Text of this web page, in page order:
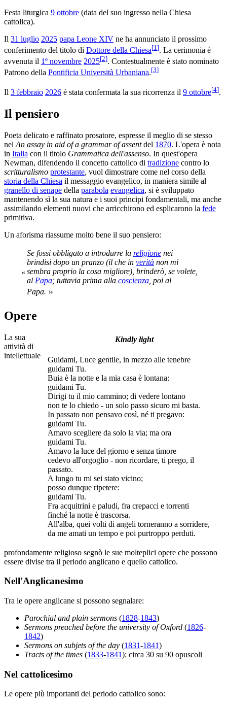
Festa liturgica 9 ottobre (data del suo ingresso nella Chiesa
cattolica).
Il 31 luglio 2025 papa Leone XIV ne ha annunciato il prossimo
conferimento del titolo di Dottore della Chiesa[1 ]. La cerimonia è
avvenuta il 1º novembre 2025[2]. Contestualmente è stato nominato
Patrono della Pontificia Università Urbaniana.[3]
Il 3 febbraio 2026 è stata confermata la sua ricorrenza il 9 ottobre[4].
Il pensiero
Poeta delicato e raffinato prosatore, espresse il meglio di se stesso
nel An assay in aid of a grammar of assentdel 1870. L'opera è nota
in Italia con il titolo Grammatica dell'assenso. In quest'opera
Newman, difendendo il concetto cattolico di tradizione contro lo
scritturalismo protestante, vuol dimostrare come nel corso della
storia della Chiesa il messaggio evangelico, in maniera simile al
granello di senape della parabola evangelica, si è sviluppato
mantenendo sì la sua natura e i suoi principi fondamentali, ma anche
assimilando elementi nuovi che arricchirono ed esplicarono la fede
primitiva.
Un aforisma riassume molto bene il suo pensiero:
«
Se fossi obbligato a introdurre la religione nei
brindisi dopo un pranzo (il che in verità non mi
sembra proprio la cosa migliore), brinderò, se volete,
al Papa; tuttavia prima alla coscienza , poi al
Papa. »
Opere
Kindly light
Guidami, Luce gentile, in mezzo alle tenebre
guidami Tu.
Buia è la notte e la mia casa è lontana:
guidami Tu.
Dirigi tu il mio cammino; di vedere lontano
non te lo chiedo - un solo passo sicuro mi basta.
In passato non pensavo così, né ti pregavo:
guidami Tu.
Amavo scegliere da solo la via; ma ora
guidami Tu.
Amavo la luce del giorno e senza timore
cedevo all'orgoglio - non ricordare, ti prego, il
passato.
A lungo tu mi sei stato vicino;
posso dunque ripetere:
guidami Tu.
Fra acquitrini e paludi, fra crepacci e torrenti
finché la notte è trascorsa.
All'alba, quei volti di angeli torneranno a sorridere,
da me amati un tempo e poi purtroppo perduti.
La sua
attività di
intellettuale
profondamente religioso segnò le sue molteplici opere che possono
essere divise tra il periodo anglicano e quello cattolico.
Nell'Anglicanesimo
Tra le opere anglicane si possono segnalare:
Parochial and plain sermons (1828-1843)
Sermons preached before the university of Oxford (1826-
1842)
Sermons on subjets of the day (1831-1841)
Tracts of the times (1833-1841): circa 30 su 90 opuscoli
Nel cattolicesimo
Le opere più importanti del periodo cattolico sono: